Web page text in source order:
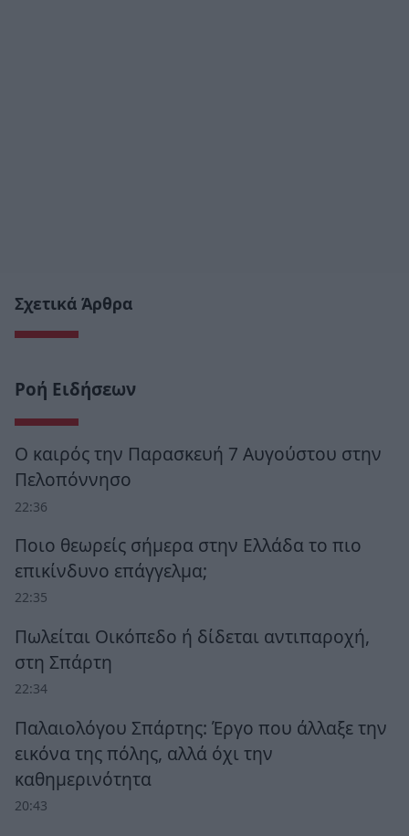
Σχετικά Άρθρα
Ροή Ειδήσεων
Ο καιρός την Παρασκευή 7 Αυγούστου στην
Πελοπόννησο
22:36
Ποιο θεωρείς σήμερα στην Ελλάδα το πιο
επικίνδυνο επάγγελμα;
22:35
Πωλείται Οικόπεδο ή δίδεται αντιπαροχή,
στη Σπάρτη
22:34
Παλαιολόγου Σπάρτης: Έργο που άλλαξε την
εικόνα της πόλης, αλλά όχι την
καθημερινότητα
20:43